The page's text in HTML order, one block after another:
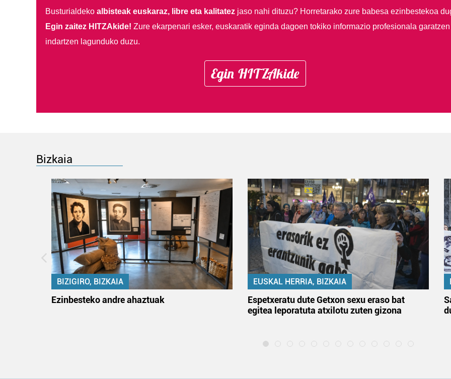
Busturialdeko albisteak euskaraz, libre eta kalitatezjaso nahi dituzu? Horretarako zure babesa ezinbestekoa
Egin zaitez HITZAkide! Zure ekarpenari esker, euskaratik eginda dagoen tokiko informazio profesionala garatzen
indartzen lagunduko duzu.
Egin HITZAkide
Bizkaia
BIZIGIRO, BIZKAIA
Ezinbesteko andre ahaztuak
EUSKAL HERRIA, BIZKAIA
Espetxeratu dute Getxon sexu eraso bat
egitea leporatuta atxilotu zuten gizona